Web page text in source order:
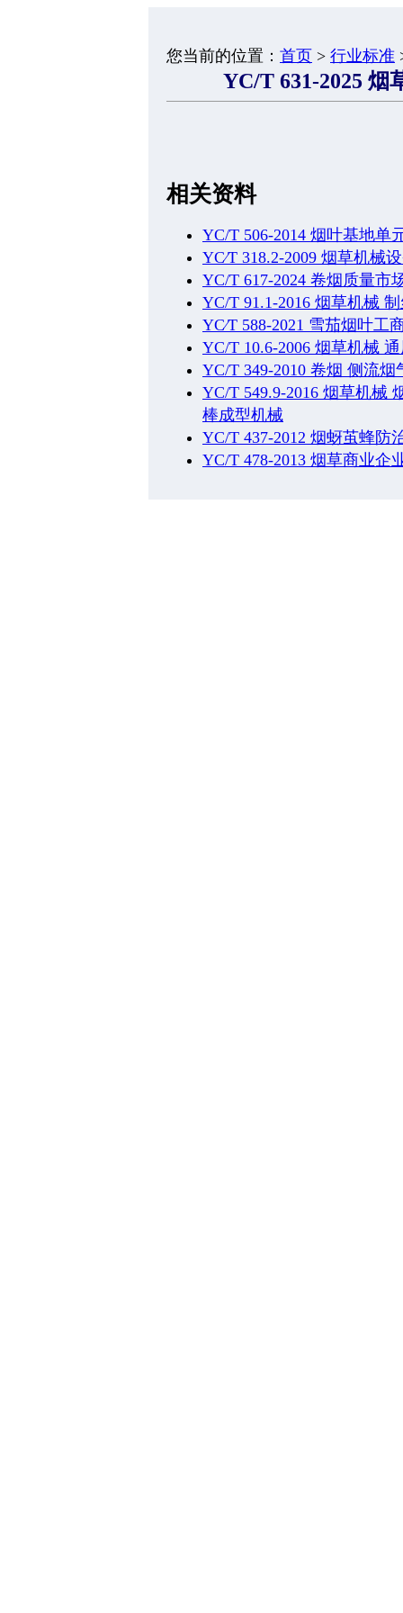
您当前的位置： 首页 > 行业标准
YC/T 631-2025 烟
相关资料
YC/T 506-2014 烟叶基地单
YC∕T 318.2-2009 烟草机械
YC/T 617-2024 卷烟质量市
YC/T 91.1-2016 烟草机械
YC∕T 588-2021 雪茄烟叶工
YC/T 10.6-2006 烟草机械
YC/T 349-2010 卷烟 侧流
YC/T 549.9-2016 烟草机械
棒成型机械
YC/T 437-2012 烟蚜茧蜂防
YC/T 478-2013 烟草商业企